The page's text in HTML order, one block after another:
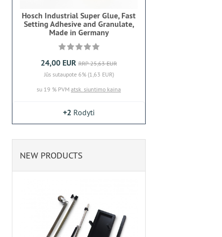
Hosch Industrial Super Glue, Fast
Setting Adhesive and Granulate,
Made in Germany
24,00 EUR RRP 25,63 EUR
Jūs sutaupote 6% (1,63 EUR)
su 19 % PVM atsk. siuntimo kaina
+2 Rodyti
NEW PRODUCTS